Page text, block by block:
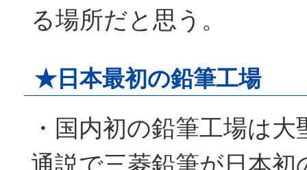
る場所だと思う。
★日本最初の鉛筆工場
・国内初の鉛筆工場は
通説で三菱鉛筆が日本初